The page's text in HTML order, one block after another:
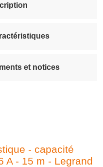
et notices
- capacité
A - 15 m - Legrand